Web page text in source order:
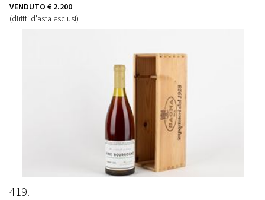
VENDUTO € 2.200
(diritti d'asta esclusi)
419